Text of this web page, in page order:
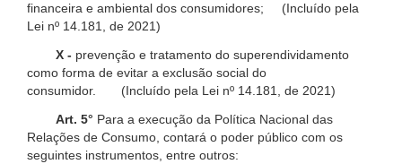
financeira e ambiental dos consumidores; (Incluído pela
Lei nº 14.181, de 2021)
X - prevenção e tratamento do superendividamento
como forma de evitar a exclusão social do
consumidor. (Incluído pela Lei nº 14.181, de 2021)
Art. 5° Para a execução da Política Nacional das
Relações de Consumo, contará o poder público com os
seguintes instrumentos, entre outros: